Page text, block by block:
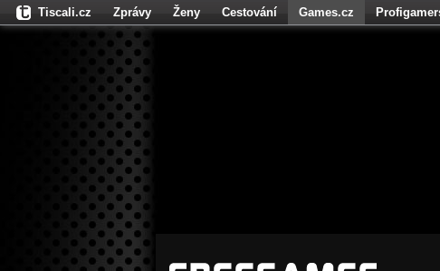
Tiscali.cz Zprávy Ženy Cestování Games.cz
Fights.cz